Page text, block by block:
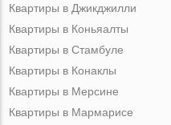
Квартиры в Джикджилли
Квартиры в Коньяалты
Квартиры в Стамбуле
Квартиры в Конаклы
Квартиры в Мерсине
Квартиры в Мармарисе